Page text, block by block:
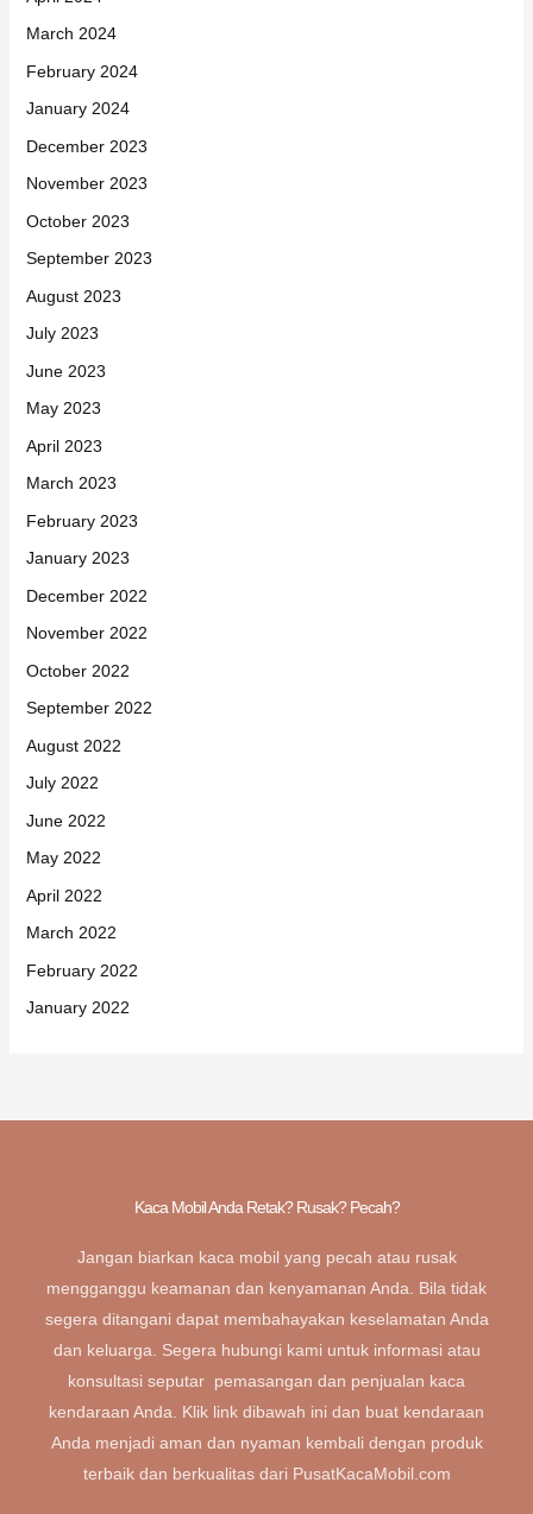
March 2024
February 2024
January 2024
December 2023
November 2023
October 2023
September 2023
August 2023
July 2023
June 2023
May 2023
April 2023
March 2023
February 2023
January 2023
December 2022
November 2022
October 2022
September 2022
August 2022
July 2022
June 2022
May 2022
April 2022
March 2022
February 2022
January 2022
Kaca Mobil Anda Retak? Rusak? Pecah?
Jangan biarkan kaca mobil yang pecah atau rusak
mengganggu keamanan dan kenyamanan Anda. Bila tidak
segera ditangani dapat membahayakan keselamatan Anda
dan keluarga. Segera hubungi kami untuk informasi atau
konsultasi seputar pemasangan dan penjualan kaca
kendaraan Anda. Klik link dibawah ini dan buat kendaraan
Anda menjadi aman dan nyaman kembali dengan produk
terbaik dan berkualitas dari PusatKacaMobil.com